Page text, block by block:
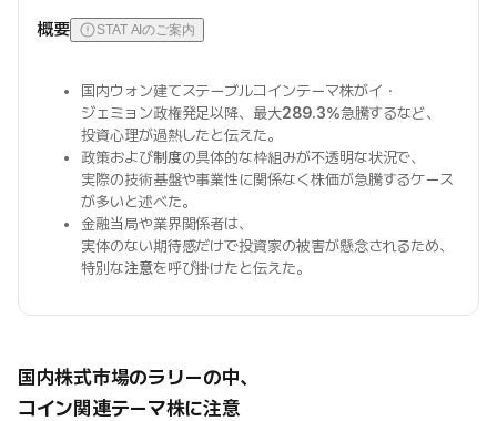
概要 STAT AIのご案内
国内ウォン建てステーブルコインテーマ株がイ・
ジェミョン政権発足以降、最大289.3%急騰するなど、
投資心理が過熱したと伝えた。
政策および制度の具体的な枠組みが不透明な状況で、
実際の技術基盤や事業性に関係なく株価が急騰するケース
が多いと述べた。
金融当局や業界関係者は、
実体のない期待感だけで投資家の被害が懸念されるため、
特別な注意を呼び掛けたと伝えた。
国内株式市場のラリーの中、
コイン関連テーマ株に注意